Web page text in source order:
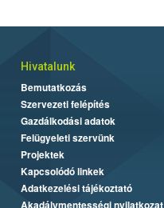
Hivatalunk
Bemutatkozás
Szervezeti felépítés
Gazdálkodási adatok
Felügyeleti szervünk
Projektek
Kapcsolódó linkek
Adatkezelési tájékoztató
Akadálymentességi nyilatkozat